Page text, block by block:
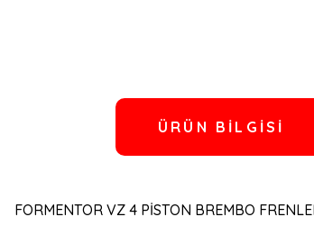
ÜRÜN BILGISI
FORMENTOR VZ 4 PİSTON BREMBO